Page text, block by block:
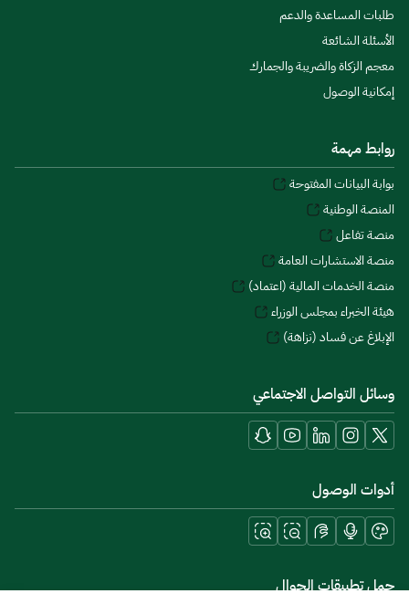
طلبات المساعدة والدعم
الأسئلة الشائعة
معجم الزكاة والضريبة والجمارك
إمكانية الوصول
روابط مهمة
بوابة البيانات المفتوحة
المنصة الوطنية
منصة تفاعل
منصة الاستشارات العامة
منصة الخدمات المالية (اعتماد)
هيئة الخبراء بمجلس الوزراء
الإبلاغ عن فساد (نزاهة)
وسائل التواصل الاجتماعي
أدوات الوصول
حمل تطبيقات الجوال